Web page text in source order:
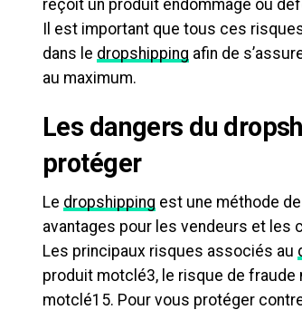
reçoit un produit endommagé ou
Il est important que tous ces
dans le dropshipping afin de
au maximum.
Les dangers du
protéger
Le dropshipping est une méthode
avantages pour les vendeurs et les
Les principaux risques associés au
produit motclé3, le risque de
motclé15. Pour vous protéger